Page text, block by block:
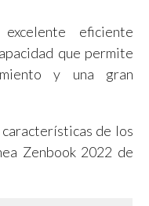
eficiente
que permite
y una gran
de los
Zenbook 2022 de